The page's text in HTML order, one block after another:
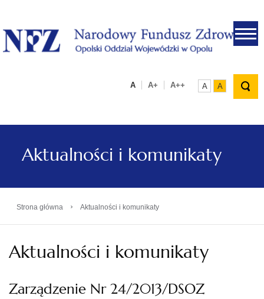
.
A A+ A++ A A
Aktualności i komunikaty
Strona główna › Aktualności i komunikaty
Aktualności i komunikaty
Zarządzenie Nr 24/2013/DSOZ